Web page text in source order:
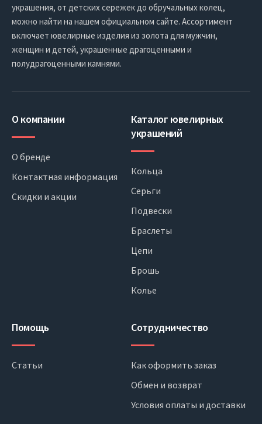
украшения, от детских сережек до обручальных колец,
можно найти на нашем официальном сайте. Ассортимент
включает ювелирные изделия из золота для мужчин,
женщин и детей, украшенные драгоценными и
полудрагоценными камнями.
О компании
О бренде
Контактная информация
Скидки и акции
Каталог ювелирных
украшений
Кольца
Серьги
Подвески
Браслеты
Цепи
Брошь
Колье
Помощь
Статьи
Сотрудничество
Как оформить заказ
Обмен и возврат
Условия оплаты и доставки